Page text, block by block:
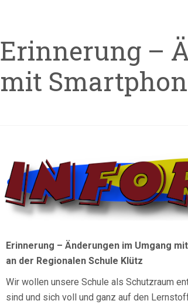
Erinnerung –
mit
Erinnerung – Änderungen im Umgang
an der Regionalen Schule Klütz
Wir wollen unsere Schule als Schutzraum
sind und sich voll und ganz auf den